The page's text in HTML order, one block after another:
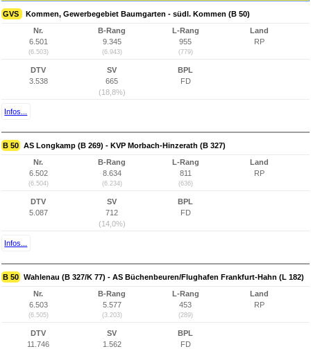
GVS Kommen, Gewerbegebiet Baumgarten - südl. Kommen (B 50)
Nr.
6.501
(6.503)
B-Rang
9.345
(6.943)
L-Rang
955
(779)
Land
RP
DTV
3.538
SV
665
(18,8%)
BPL
FD
Infos...
B 50 AS Longkamp (B 269) - KVP Morbach-Hinzerath (B 327)
Nr.
6.502
(6.504)
B-Rang
8.634
(6.234)
L-Rang
811
(636)
Land
RP
DTV
5.087
SV
712
(14,0%)
BPL
FD
Infos...
B 50 Wahlenau (B 327/K 77) - AS Büchenbeuren/Flughafen Frankfurt-Hahn (L 182)
Nr.
6.503
(6.505)
B-Rang
5.577
(3.203)
L-Rang
453
(289)
Land
RP
DTV
11.746
SV
1.562
BPL
FD